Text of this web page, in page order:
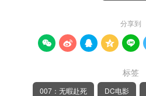
分享到
    
标签
007：无暇赴死 DC电影